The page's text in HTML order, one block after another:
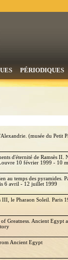
PÉRIODIQUES
(musée du Petit
d'éternité de Ramsès II.
10 février 1999 - 10
au temps des pyramides.
6 avril - 12 juillet 1999
III, le Pharaon Soleil. Paris
Greatness. Ancient Egypt
Ancient Egypt